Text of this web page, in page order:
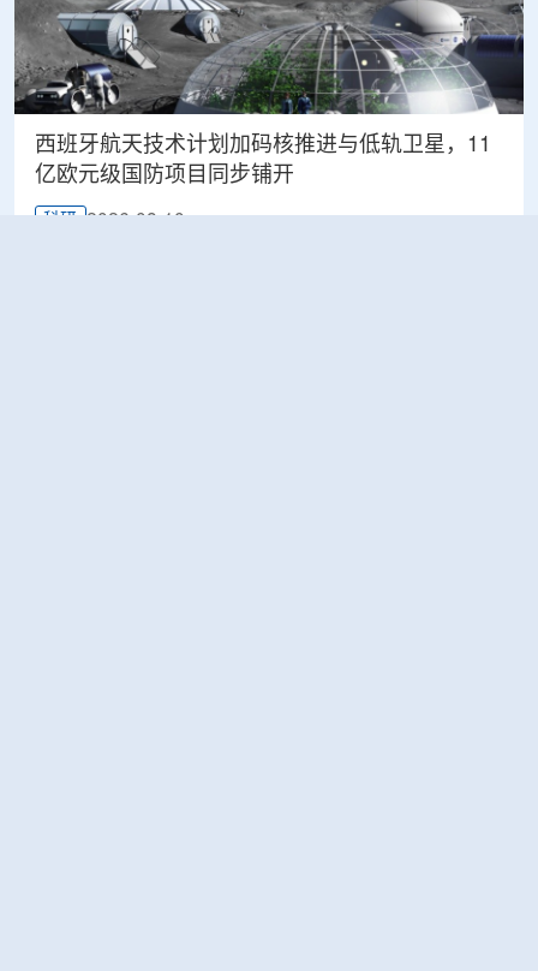
西班牙航天技术计划加码核推进与低轨卫星，11
亿欧元级国防项目同步铺开
科研 2026-08-10